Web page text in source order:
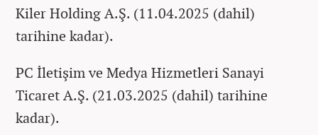
Kiler Holding A.Ş. (11.04.2025 (dahil)
tarihine kadar).
PC İletişim ve Medya Hizmetleri Sanayi
Ticaret A.Ş. (21.03.2025 (dahil) tarihine
kadar).